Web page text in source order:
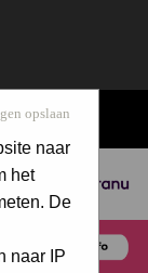
by
opslaan
naar
het
De
naar IP